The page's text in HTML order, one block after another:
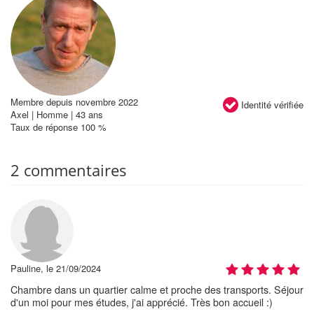
Identité vérifiée
Membre depuis novembre 2022
Axel | Homme | 43 ans
Taux de réponse 100 %
2 commentaires
Pauline, le 21/09/2024
Chambre dans un quartier calme et proche des transports. Séjour
d'un moi pour mes études, j'ai apprécié. Très bon accueil :)